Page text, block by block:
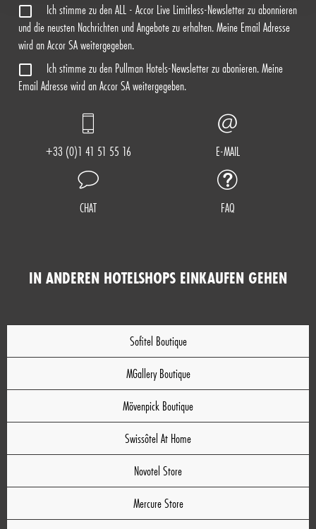
Ich stimme zu den ALL - Accor Live Limitless-Newsletter zu abonnieren
und die neusten Nachrichten und Angebote zu erhalten. Meine Email Adresse
wird an Accor SA weitergegeben.
Ich stimme zu den Pullman Hotels-Newsletter zu abonieren. Meine
Email Adresse wird an Accor SA weitergegeben.
+33 (0)1 41 51 55 16 E-MAIL
CHAT FAQ
IN ANDEREN HOTELSHOPS EINKAUFEN GEHEN
Sofitel Boutique
MGallery Boutique
Mövenpick Boutique
Swissôtel At Home
Novotel Store
Mercure Store